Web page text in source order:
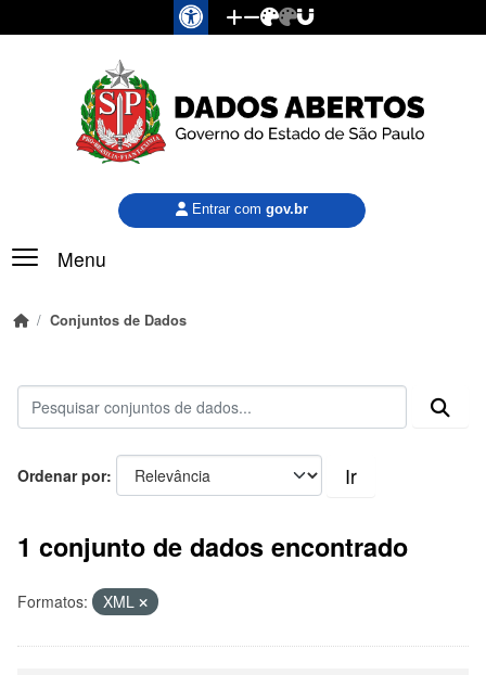
Pular para o conteúdo principal
Menu
Entrar com gov.br
Conjuntos de Dados
Ordenar por Ir
1 conjunto de dados encontrado
Formatos: XML